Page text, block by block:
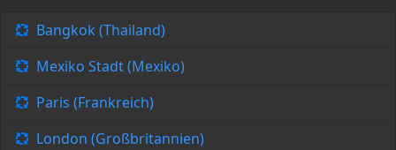
Bangkok (Thailand)
Mexiko Stadt (Mexiko)
Paris (Frankreich)
London (Großbritannien)